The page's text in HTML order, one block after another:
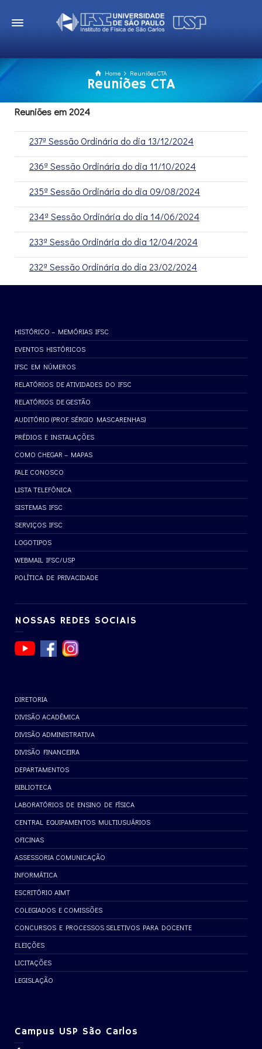
Home Reuniões CTA
Reuniões CTA
Reuniões em 2024
237ª Sessão Ordinária do dia 13/12/2024
236ª Sessão Ordinária do dia 11/10/2024
235ª Sessão Ordinária do dia 09/08/2024
234ª Sessão Ordinária do dia 14/06/2024
233ª Sessão Ordinária do dia 12/04/2024
232ª Sessão Ordinária do dia 23/02/2024
HISTÓRICO – MEMÓRIAS IFSC
EVENTOS HISTÓRICOS
IFSC EM NÚMEROS
RELATÓRIOS DE ATIVIDADES DO IFSC
RELATÓRIOS DE GESTÃO
AUDITÓRIO (PROF. SÉRGIO MASCARENHAS)
PRÉDIOS E INSTALAÇÕES
COMO CHEGAR – MAPAS
FALE CONOSCO
LISTA TELEFÔNICA
SISTEMAS IFSC
SERVIÇOS IFSC
LOGOTIPOS
WEBMAIL IFSC/USP
POLÍTICA DE PRIVACIDADE
NOSSAS REDES SOCIAIS
DIRETORIA
DIVISÃO ACADÊMICA
DIVISÃO ADMINISTRATIVA
DIVISÃO FINANCEIRA
DEPARTAMENTOS
BIBLIOTECA
LABORATÓRIOS DE ENSINO DE FÍSICA
CENTRAL EQUIPAMENTOS MULTIUSUÁRIOS
OFICINAS
ASSESSORIA COMUNICAÇÃO
INFORMÁTICA
ESCRITÓRIO AIMT
COLEGIADOS E COMISSÕES
CONCURSOS E PROCESSOS SELETIVOS PARA DOCENTE
ELEIÇÕES
LICITAÇÕES
LEGISLAÇÃO
Campus USP São Carlos